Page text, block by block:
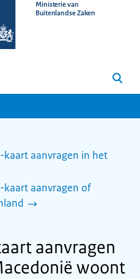
Ministerie van
Buitenlandse Zaken
Zoeken
aanvragen in het
aanvragen of
aanvragen
woont